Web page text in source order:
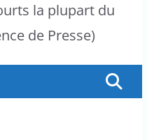
la plupart du
de Presse)